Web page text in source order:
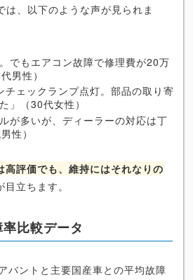
は、以下のような声が見られま
でもエアコン故障で修理費が20万
男性）
チェックランプ点灯。部品の取り寄
」（30代女性）
が多いが、ディーラーの対応は丁
性）
高評価でも、維持にはそれなりの
立ちます。
比較データ
バントと主要国産車との平均故障